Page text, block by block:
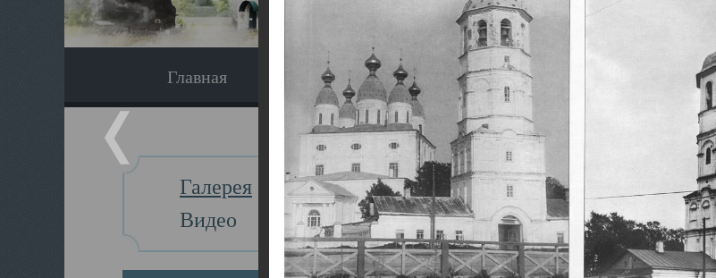
Главная Экскурсия Наследники
Галерея
Видео
Главная Галерея Храмы-мученики
Свято-Троицкий